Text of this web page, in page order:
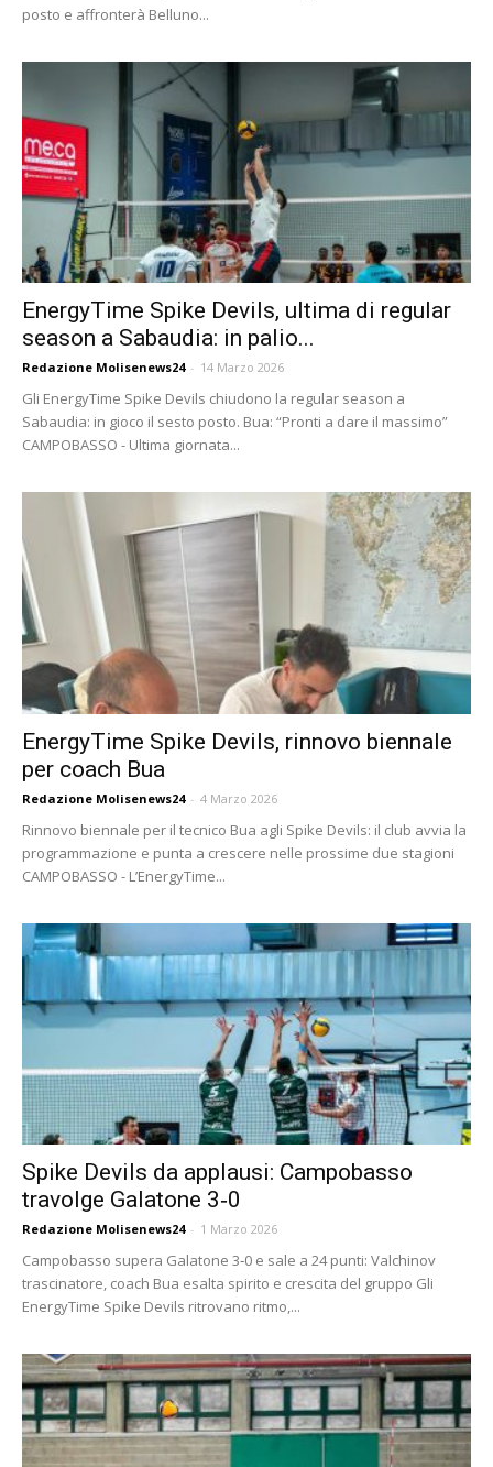
posto e affronterà Belluno...
EnergyTime Spike Devils, ultima di regular
season a Sabaudia: in palio...
Redazione Molisenews24 - 14 Marzo 2026
Gli EnergyTime Spike Devils chiudono la regular season a
Sabaudia: in gioco il sesto posto. Bua: “Pronti a dare il massimo”
CAMPOBASSO - Ultima giornata...
EnergyTime Spike Devils, rinnovo biennale
per coach Bua
Redazione Molisenews24 - 4 Marzo 2026
Rinnovo biennale per il tecnico Bua agli Spike Devils: il club avvia la
programmazione e punta a crescere nelle prossime due stagioni
CAMPOBASSO - L’EnergyTime...
Spike Devils da applausi: Campobasso
travolge Galatone 3‑0
Redazione Molisenews24 - 1 Marzo 2026
Campobasso supera Galatone 3‑0 e sale a 24 punti: Valchinov
trascinatore, coach Bua esalta spirito e crescita del gruppo Gli
EnergyTime Spike Devils ritrovano ritmo,...